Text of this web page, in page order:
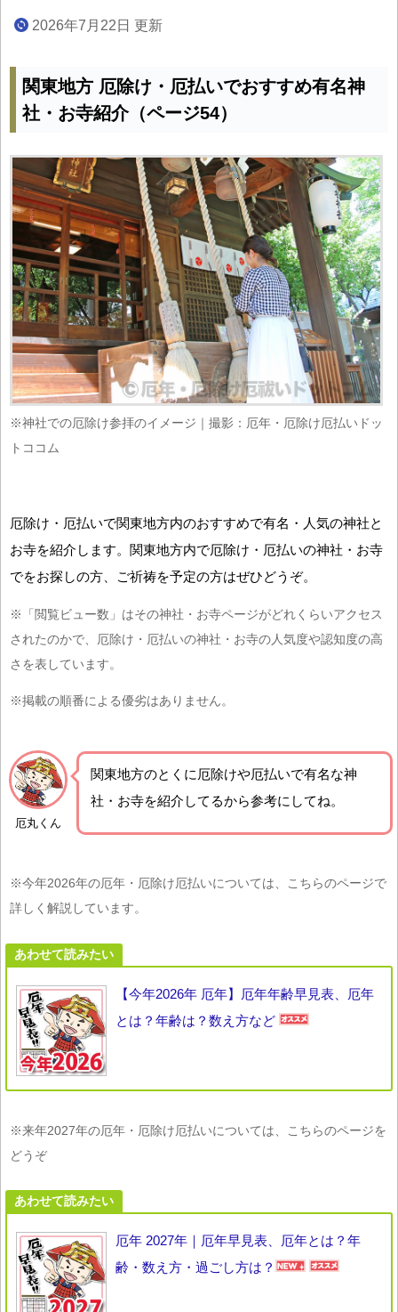
2026年7月22日 更新
関東地方 厄除け・厄払いでおすすめ有名神
社・お寺紹介（ページ54）
※神社での厄除け参拝のイメージ｜撮影：厄年・厄除け厄払いドッ
トココム
厄除け・厄払いで関東地方内のおすすめで有名・人気の神社と
お寺を紹介します。関東地方内で厄除け・厄払いの神社・お寺
でをお探しの方、ご祈祷を予定の方はぜひどうぞ。
※「閲覧ビュー数」はその神社・お寺ページがどれくらいアクセス
されたのかで、厄除け・厄払いの神社・お寺の人気度や認知度の高
さを表しています。
※掲載の順番による優劣はありません。
厄丸くん
関東地方のとくに厄除けや厄払いで有名な神
社・お寺を紹介 してるから参考にしてね。
※今年2026年の厄年・厄除け厄払いについては、こちらのページで
詳しく解説しています。
あわせて読みたい
【今年2026年 厄年】厄年年齢早見表、厄年
とは？年齢は？数え方など
※来年2027年の厄年・厄除け厄払いについては、こちらのページを
どうぞ
あわせて読みたい
厄年 2027年｜厄年早見表、厄年とは？年
齢・数え方・過ごし方は？